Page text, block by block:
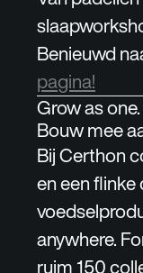
Benieuwd
pagina!
Grow as one.
Bouw mee
Bij Certhon
en een
anywhere.
ruim 150